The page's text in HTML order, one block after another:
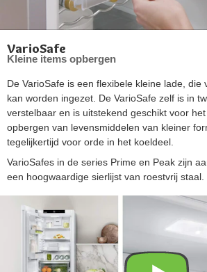
VarioSafe
Kleine items opbergen
De VarioSafe is een flexibele kleine lade, die
kan worden ingezet. De VarioSafe zelf is in
verstelbaar en is uitstekend geschikt voor
opbergen van levensmiddelen van kleiner
tegelijkertijd voor orde in het koeldeel.
VarioSafes in de series Prime en Peak zijn
een hoogwaardige sierlijst van roestvrij staal.